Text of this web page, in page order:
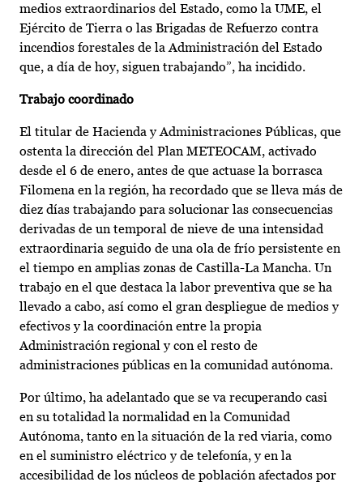
medios extraordinarios del Estado, como la UME, el
Ejército de Tierra o las Brigadas de Refuerzo contra
incendios forestales de la Administración del Estado
que, a día de hoy, siguen trabajando”, ha incidido.
Trabajo coordinado
El titular de Hacienda y Administraciones Públicas, que
ostenta la dirección del Plan METEOCAM, activado
desde el 6 de enero, antes de que actuase la borrasca
Filomena en la región, ha recordado que se lleva más de
diez días trabajando para solucionar las consecuencias
derivadas de un temporal de nieve de una intensidad
extraordinaria seguido de una ola de frío persistente en
el tiempo en amplias zonas de Castilla-La Mancha. Un
trabajo en el que destaca la labor preventiva que se ha
llevado a cabo, así como el gran despliegue de medios y
efectivos y la coordinación entre la propia
Administración regional y con el resto de
administraciones públicas en la comunidad autónoma.
Por último, ha adelantado que se va recuperando casi
en su totalidad la normalidad en la Comunidad
Autónoma, tanto en la situación de la red viaria, como
en el suministro eléctrico y de telefonía, y en la
accesibilidad de los núcleos de población afectados por